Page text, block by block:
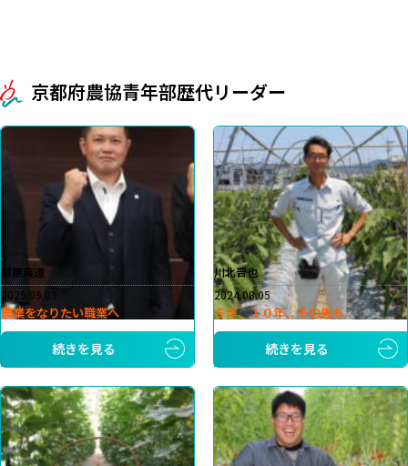
京都府農協青年部歴代リーダー
藤原典道
2025.09.09
農業をなりたい職業へ
続きを見る
川北晋也
2024.08.05
５年、１０年、その先も
続きを見る